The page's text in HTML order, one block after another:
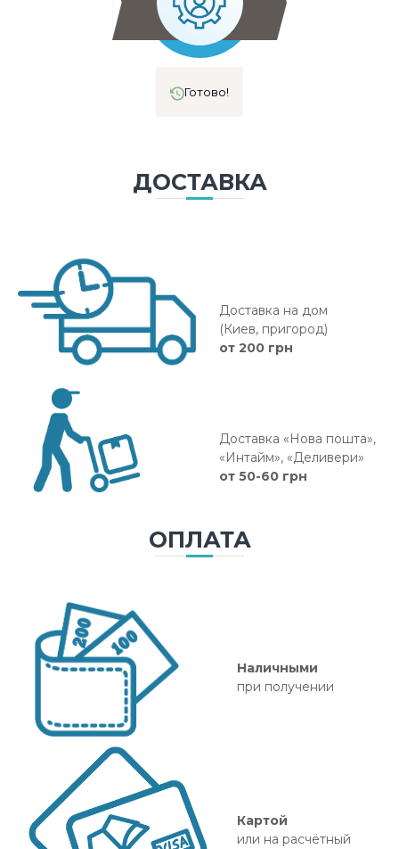
Готово!
ДОСТАВКА
Доставка на дом
(Киев, пригород)
от 200 грн
Доставка «Нова пошта»,
«Интайм», «Деливери»
от 50-60 грн
ОПЛАТА
Наличными
при получении
Картой
или на расчётный